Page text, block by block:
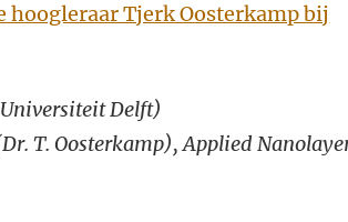
hoogleraar Tjerk Oosterkamp bij
Delft)
T. Oosterkamp), Applied